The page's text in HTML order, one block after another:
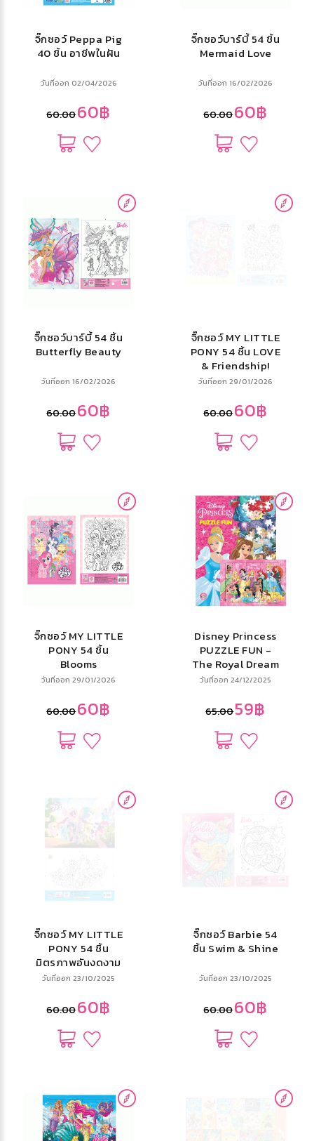
จิ๊กซอว์ Peppa Pig
40 ชิ้น อาชีพในฝัน
วันที่ออก 02/04/2026
60.0060฿
จิ๊กซอว์บาร์บี้ 54 ชิ้น
Mermaid Love
วันที่ออก 16/02/2026
60.0060฿
จิ๊กซอว์บาร์บี้ 54 ชิ้น
Butterfly Beauty
วันที่ออก 16/02/2026
60.0060฿
จิ๊กซอว์ MY LITTLE
PONY 54 ชิ้น LOVE
& Friendship!
วันที่ออก 29/01/2026
60.0060฿
จิ๊กซอว์ MY LITTLE
PONY 54 ชิ้น
Blooms
วันที่ออก 29/01/2026
60.0060฿
Disney Princess
PUZZLE FUN -
The Royal Dream
Team + จิ๊กซอว์
วันที่ออก 24/12/2025
65.0059฿
จิ๊กซอว์ MY LITTLE
PONY 54 ชิ้น
มิตรภาพอันงดงาม
วันที่ออก 23/10/2025
60.0060฿
จิ๊กซอว์ Barbie 54
ชิ้น Swim & Shine
วันที่ออก 23/10/2025
60.0060฿